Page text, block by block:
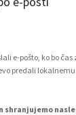
e-pošto, ko bo
predali